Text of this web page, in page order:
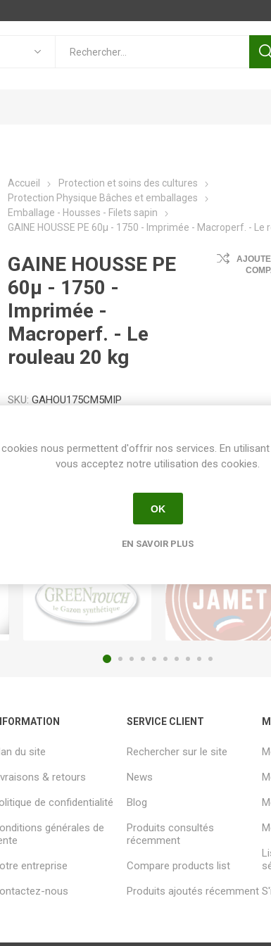
Accueil
Protection et soins des cultures
Protection Physique Bâches et emballages
Emballage - Housses - Filets sapin
GAINE HOUSSE PE 60µ - 1750 - Imprimée - Macroperf. - Le
GAINE HOUSSE PE
60µ - 1750 -
Imprimée -
Macroperf. - Le
rouleau 20 kg
SKU: GAHOU175CM5MIP
du site
& retours
de confidentialité
générales de
entreprise
nous
SERVICE CLIENT
Rechercher sur le site
News
Blog
Produits consultés
récemment
Compare products list
Produits ajoutés récemment
nous permettent d'offrir nos services. En
vous acceptez notre utilisation des cookies.
OK
EN SAVOIR PLUS